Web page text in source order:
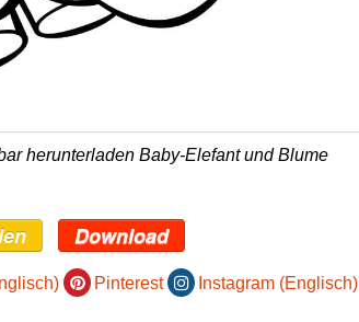
herunterladen Baby-Elefant und Blume
Download
Pinterest
Instagram (Englisch)